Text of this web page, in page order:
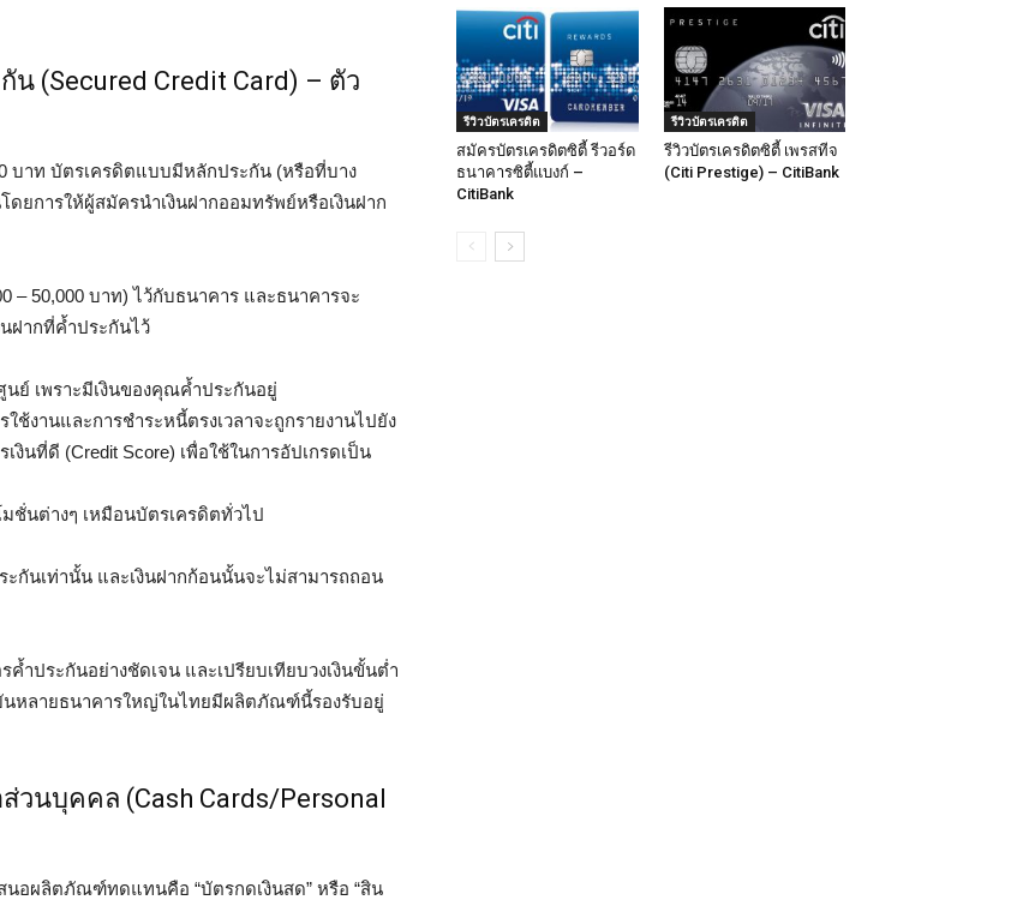
(Secured Credit Card) – ตัว
บาท บัตรเครดิตแบบมีหลักประกัน (หรือที่บาง
ดยการให้ผู้สมัครนำเงินฝากออมทรัพย์หรือเงินฝาก
– 50,000 บาท) ไว้กับธนาคาร และธนาคารจะ
ฝากที่ค้ำประกันไว้
นย์ เพราะมีเงินของคุณค้ำประกันอยู่
ช้งานและการชำระหนี้ตรงเวลาจะถูกรายงานไปยัง
งินที่ดี (Credit Score) เพื่อใช้ในการอัปเกรดเป็น
ชั่นต่างๆ เหมือนบัตรเครดิตทั่วไป
กันเท่านั้น และเงินฝากก้อนนั้นจะไม่สามารถถอน
ำประกันอย่างชัดเจน และเปรียบเทียบวงเงินขั้นต่ำ
นหลายธนาคารใหญ่ในไทยมีผลิตภัณฑ์นี้รองรับอยู่
วนบุคคล (Cash Cards/Personal
อผลิตภัณฑ์ทดแทนคือ “บัตรกดเงินสด” หรือ “สิน
รีวิวบัตรเครดิต
สมัครบัตรเครดิตซิตี้ รีวอร์ด
ธนาคารซิตี้แบงก์ –
CitiBank
รีวิวบัตรเครดิต
รีวิวบัตรเครดิตซิตี้ เพรสทีจ
(Citi Prestige) – CitiBank